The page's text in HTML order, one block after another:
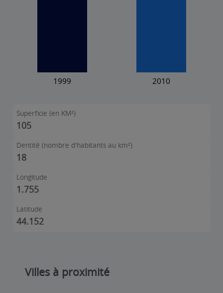
Superficie (en KM²)
105
Dentité (nombre d'habitants au km²)
18
Longitude
1.755
Latitude
44.152
Villes à proximité